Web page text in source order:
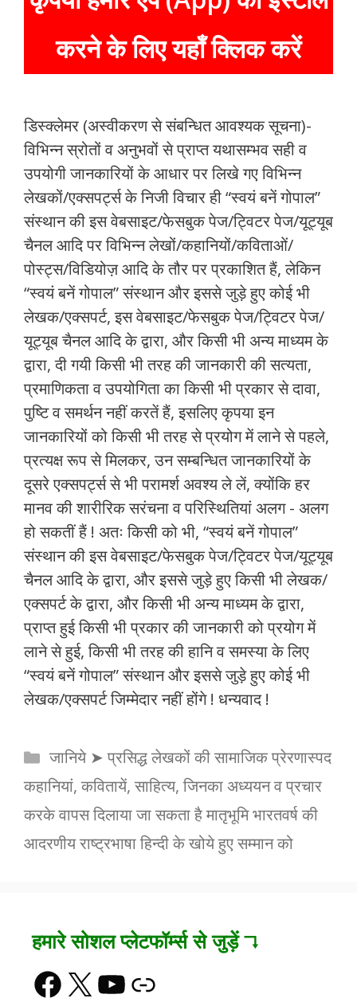
करने के लिए यहाँ क्लिक करें
डिस्क्लेमर (अस्वीकरण से संबन्धित आवश्यक सूचना)-
विभिन्न स्रोतों व अनुभवों से प्राप्त यथासम्भव सही व
उपयोगी जानकारियों के आधार पर लिखे गए विभिन्न
लेखकों/एक्सपर्ट्स के निजी विचार ही “स्वयं बनें गोपाल”
संस्थान की इस वेबसाइट/फेसबुक पेज/ट्विटर पेज/यूट्यूब
चैनल आदि पर विभिन्न लेखों/कहानियों/कविताओं/
पोस्ट्स/विडियोज़ आदि के तौर पर प्रकाशित हैं, लेकिन
“स्वयं बनें गोपाल” संस्थान और इससे जुड़े हुए कोई भी
लेखक/एक्सपर्ट, इस वेबसाइट/फेसबुक पेज/ट्विटर पेज/
यूट्यूब चैनल आदि के द्वारा, और किसी भी अन्य माध्यम के
द्वारा, दी गयी किसी भी तरह की जानकारी की सत्यता,
प्रमाणिकता व उपयोगिता का किसी भी प्रकार से दावा,
पुष्टि व समर्थन नहीं करतें हैं, इसलिए कृपया इन
जानकारियों को किसी भी तरह से प्रयोग में लाने से पहले,
प्रत्यक्ष रूप से मिलकर, उन सम्बन्धित जानकारियों के
दूसरे एक्सपर्ट्स से भी परामर्श अवश्य ले लें, क्योंकि हर
मानव की शारीरिक सरंचना व परिस्थितियां अलग - अलग
हो सकतीं हैं ! अतः किसी को भी, “स्वयं बनें गोपाल”
संस्थान की इस वेबसाइट/फेसबुक पेज/ट्विटर पेज/यूट्यूब
चैनल आदि के द्वारा, और इससे जुड़े हुए किसी भी लेखक/
एक्सपर्ट के द्वारा, और किसी भी अन्य माध्यम के द्वारा,
प्राप्त हुई किसी भी प्रकार की जानकारी को प्रयोग में
लाने से हुई, किसी भी तरह की हानि व समस्या के लिए
“स्वयं बनें गोपाल” संस्थान और इससे जुड़े हुए कोई भी
लेखक/एक्सपर्ट जिम्मेदार नहीं होंगे ! धन्यवाद !
Categories
जानिये ➤ प्रसिद्ध लेखकों की सामाजिक प्रेरणास्पद
कहानियां, कवितायें, साहित्य, जिनका अध्ययन व प्रचार
करके वापस दिलाया जा सकता है मातृभूमि भारतवर्ष की
आदरणीय राष्ट्रभाषा हिन्दी के खोये हुए सम्मान को
हमारे सोशल प्लेटफॉर्म्स से जुड़ें ↴
Facebook
X YouTube
Link